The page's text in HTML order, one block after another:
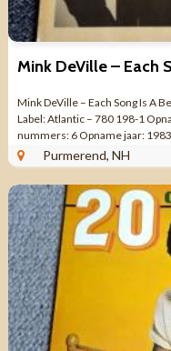
Mink DeVille – Each Song Is A
Label: Atlantic – 780 198-1
nummers: 6 Opname jaar:
...
Purmerend, NH